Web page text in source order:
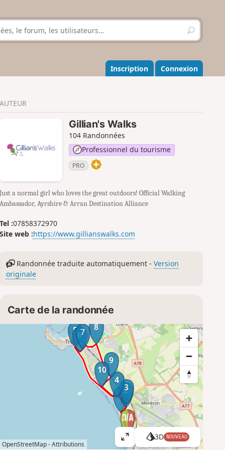
R
e
h
e
r
r
Inscription Connexion
AUTEUR
Gillian's Walks
104 Randonnées
Professionnel du tourisme
PRO
Just a normal girl who loves the great outdoors! Official Walking
Ambassador, Ayrshire & Arran Destination Alliance
Tel :07858372970
Site web :https://www.gillianswalks.com
Randonnée traduite automatiquement -Version
originale
Carte de la randonnée
12
3
4
567 8
9
10
OpenStreetMap -Attributions
A
3D NOUVEAU